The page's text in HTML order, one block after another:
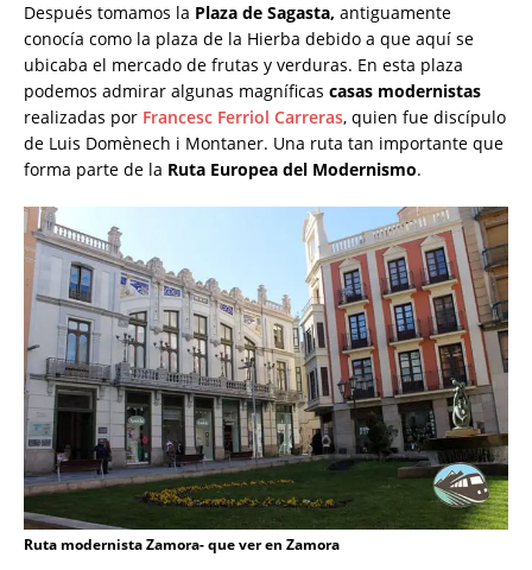
Después tomamos la Plaza de Sagasta, antiguamente
conocía como la plaza de la Hierba debido a que aquí se
ubicaba el mercado de frutas y verduras. En esta plaza
podemos admirar algunas magníficas casas modernistas
realizadas por Francesc Ferriol Carreras, quien fue discípulo
de Luis Domènech i Montaner. Una ruta tan importante que
forma parte de la Ruta Europea del Modernismo.
Ruta modernista Zamora- que ver en Zamora